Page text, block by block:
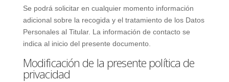
Se podrá solicitar en cualquier momento información
adicional sobre la recogida y el tratamiento de los Datos
Personales al Titular. La información de contacto se
indica al inicio del presente documento.
Modificación de la presente política de
privacidad